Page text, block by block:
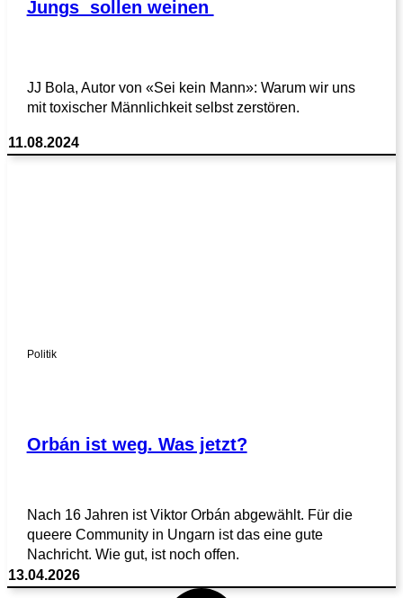
Jungs sollen weinen
JJ Bola, Autor von «Sei kein Mann»: Warum wir uns
mit toxischer Männlichkeit selbst zerstören.
11.08.2024
Politik
Orbán ist weg. Was jetzt?
Nach 16 Jahren ist Viktor Orbán abgewählt. Für die
queere Community in Ungarn ist das eine gute
Nachricht. Wie gut, ist noch offen.
13.04.2026